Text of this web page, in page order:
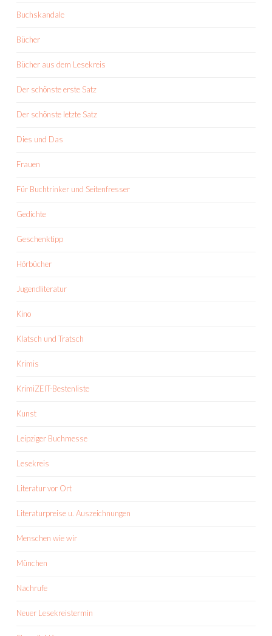
Buchskandale
Bücher
Bücher aus dem Lesekreis
Der schönste erste Satz
Der schönste letzte Satz
Dies und Das
Frauen
Für Buchtrinker und Seitenfresser
Gedichte
Geschenktipp
Hörbücher
Jugendliteratur
Kino
Klatsch und Tratsch
Krimis
KrimiZEIT-Bestenliste
Kunst
Leipziger Buchmesse
Lesekreis
Literatur vor Ort
Literaturpreise u. Auszeichnungen
Menschen wie wir
München
Nachrufe
Neuer Lesekreistermin